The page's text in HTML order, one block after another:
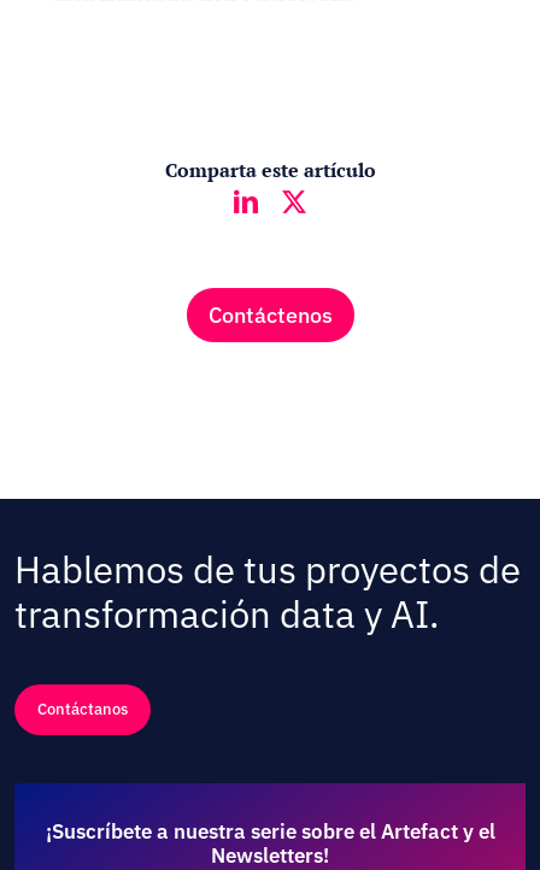
Comparta este artículo
Contáctenos
Hablemos de tus proyectos de
transformación data y AI.
Contáctanos
¡Suscríbete a nuestra serie sobre el Artefact y el
Newsletters!